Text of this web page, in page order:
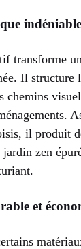
indéniable
transforme
Il structure
chemins
il produit
jardin zen
et